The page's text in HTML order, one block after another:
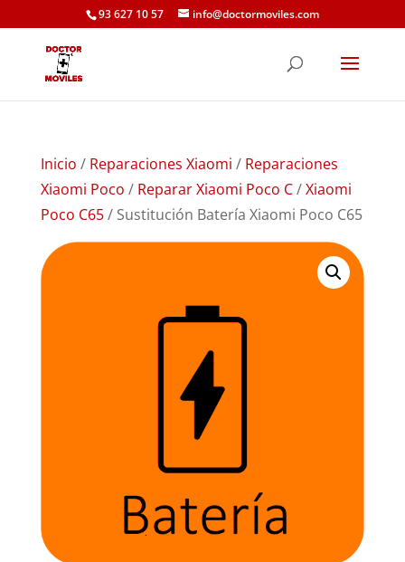
93 627 10 57 info@doctormoviles.com
Inicio / Reparaciones Xiaomi / Reparaciones
Xiaomi Poco / Reparar Xiaomi Poco C/Xiaomi
Poco C65/ Sustitución Batería Xiaomi Poco C65